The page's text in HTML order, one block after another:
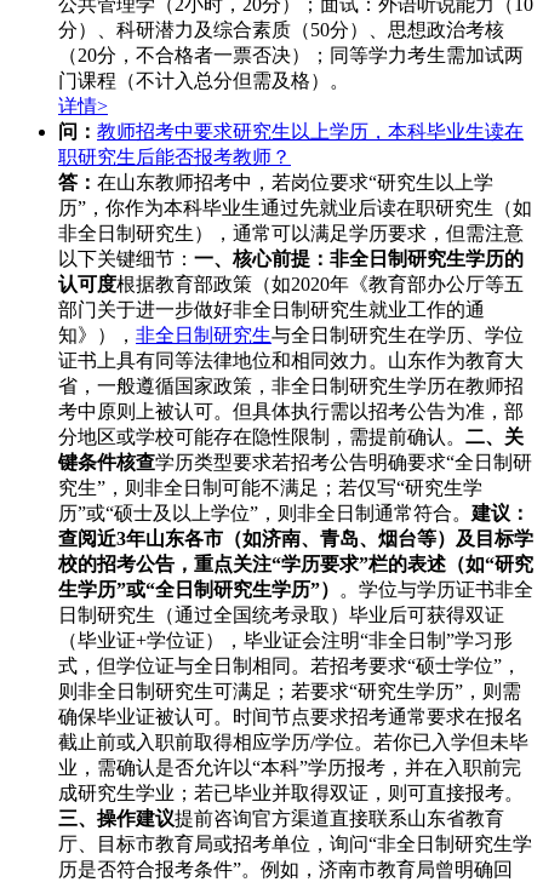
分）、科研潜力及综合素质（50分）、思想政治考核
（20分，不合格者一票否决）；同等学力考生需加试两
门课程（不计入总分但需及格）。
详情>
问： 教师招考中要求研究生以上学历，本科毕业生读在
职研究生后能否报考教师？
答： 在山东教师招考中，若岗位要求“研究生以上学
历”，你作为本科毕业生通过先就业后读在职研究生（如
非全日制研究生），通常可以满足学历要求，但需注意
以下关键细节： 一、核心前提：非全日制研究生学历的
认可度根据教育部政策（如2020年《教育部办公厅等五
部门关于进一步做好非全日制研究生就业工作的通
知》）， 非全日制研究生与全日制研究生在学历、学位
证书上具有同等法律地位和相同效力。山东作为教育大
省，一般遵循国家政策，非全日制研究生学历在教师招
考中原则上被认可。但具体执行需以招考公告为准，部
分地区或学校可能存在隐性限制，需提前确认。 二、关
键条件核查学历类型要求若招考公告明确要求“全日制研
究生”，则非全日制可能不满足；若仅写“研究生学
历”或“硕士及以上学位”，则非全日制通常符合。 建议：
查阅近3年山东各市（如济南、青岛、烟台等）及目标学
校的招考公告，重点关注“学历要求”栏的表述（如“研究
生学历”或“全日制研究生学历”）
。学位与学历证书非全
日制研究生（通过全国统考录取）毕业后可获得双证
（毕业证+学位证），毕业证会注明“非全日制”学习形
式，但学位证与全日制相同。若招考要求“硕士学位”，
则非全日制研究生可满足；若要求“研究生学历”，则需
确保毕业证被认可。时间节点要求招考通常要求在报名
截止前或入职前取得相应学历/学位。若你已入学但未毕
业，需确认是否允许以“本科”学历报考，并在入职前完
成研究生学业；若已毕业并取得双证，则可直接报考。
三、操作建议提前咨询官方渠道直接联系山东省教育
厅、目标市教育局或招考单位，询问“非全日制研究生学
历是否符合报考条件”。例如，济南市教育局曾明确回